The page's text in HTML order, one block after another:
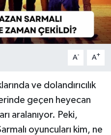
A- A+
ve dolandırıcılık
geçen heyecan
aralanıyor. Peki,
oyuncuları kim, ne